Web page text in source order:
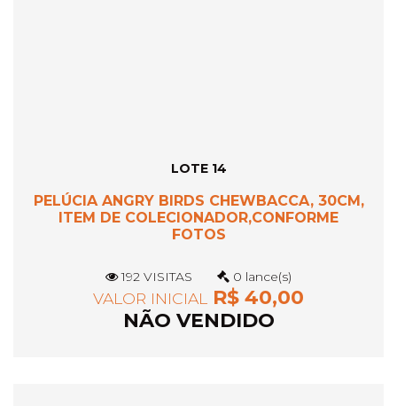
LOTE 14
PELÚCIA ANGRY BIRDS CHEWBACCA, 30CM,
ITEM DE COLECIONADOR,CONFORME
FOTOS
192 VISITAS 0 lance(s)
VALOR INICIAL
R$ 40,00
NÃO VENDIDO